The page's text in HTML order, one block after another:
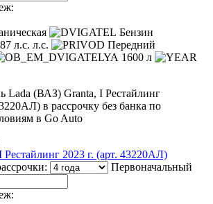
Бензин
87 л.с. л.с.
Передний
1600 л
2023 г. (арт. 43220АЛ)
Первоначальный